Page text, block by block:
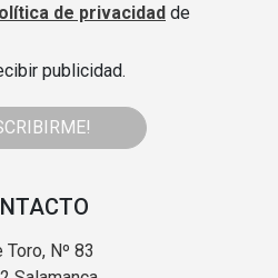
de privacidad de
publicidad.
Toro, Nº 83